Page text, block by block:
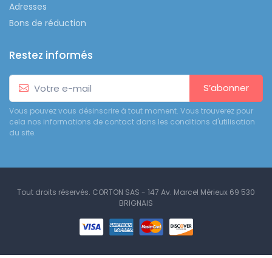
Adresses
Bons de réduction
Restez informés
S’abonner
Vous pouvez vous désinscrire à tout moment. Vous trouverez pour
cela nos informations de contact dans les conditions d'utilisation
du site.
Tout droits réservés. CORTON SAS - 147 Av. Marcel Mérieux 69 530
BRIGNAIS